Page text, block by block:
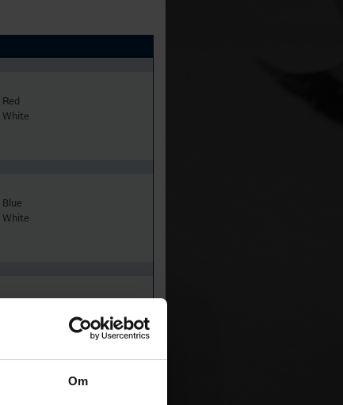
Om
Red
White
Blue
White